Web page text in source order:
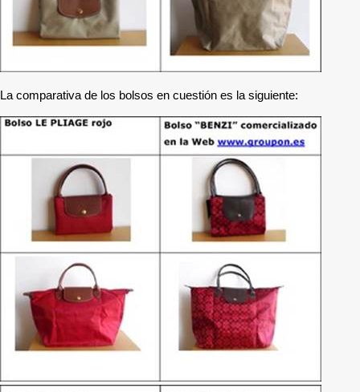
La comparativa de los bolsos en cuestión es la siguiente: